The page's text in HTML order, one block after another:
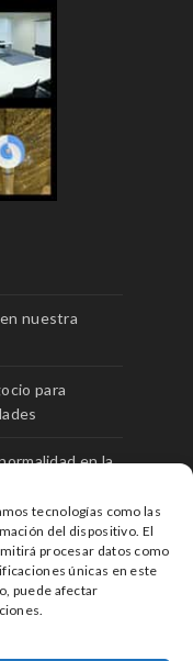
tecnologías como las
del dispositivo. El
procesar datos como
únicas en este
puede afectar
nuestra
para
en la